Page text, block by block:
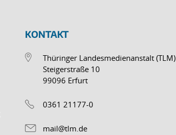
KONTAKT
Thüringer Landesmedienanstalt (TLM)
Steigerstraße 10
99096 Erfurt
0361 21177-0
mail@tlm.de